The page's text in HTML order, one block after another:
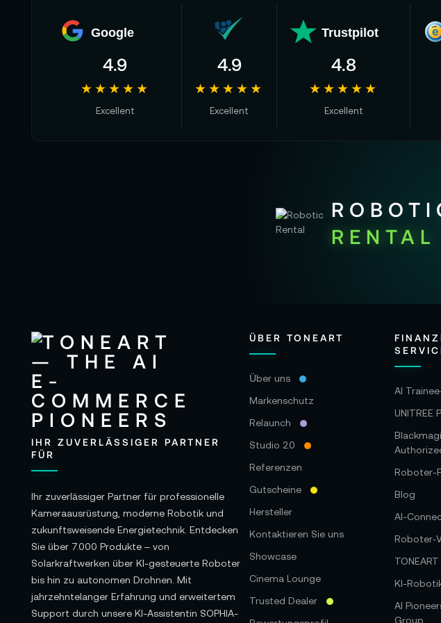
Google
4.9
★★★★★
Excellent
4.9
★★★★★
Excellent
Trustpilot
4.8
★★★★★
Excellent
e
RENTAL
IHR ZUVERLÄSSIGER PARTNER
FÜR
Ihr zuverlässiger Partner für professionelle
Kameraausrüstung, moderne Robotik und
zukunftsweisende Energietechnik. Entdecken
Sie über 7.000 Produkte – von
Solarkraftwerken über KI-gesteuerte Roboter
bis hin zu autonomen Drohnen. Mit
jahrzehntelanger Erfahrung und erweitertem
Support durch unsere KI-Assistentin SOPHIA-
ÜBER TONEART
Über uns
Markenschutz
Relaunch
Studio 2.0
Referenzen
Gutscheine
Hersteller
Kontaktieren Sie uns
Showcase
Cinema Lounge
Trusted Dealer
AI
UNITREE
Roboter-
Blog
AI-
KI-
AI
Group